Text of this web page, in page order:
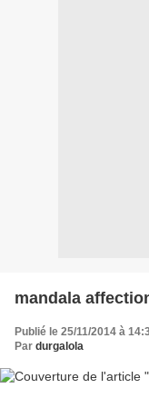
mandala
Publié le 25/11/2014 à
Par durgalola